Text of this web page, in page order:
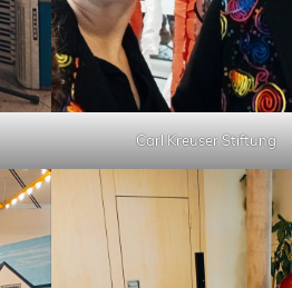
Carl Kreuser Stiftung